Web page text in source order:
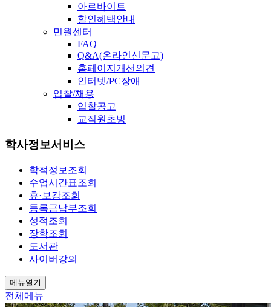
아르바이트
할인혜택안내
민원센터
FAQ
Q&A(온라인신문고)
홈페이지개선의견
인터넷/PC장애
입찰/채용
입찰공고
교직원초빙
학사정보서비스
학적정보조회
수업시간표조회
휴·보강조회
등록금납부조회
성적조회
장학조회
도서관
사이버강의
메뉴열기
전체메뉴